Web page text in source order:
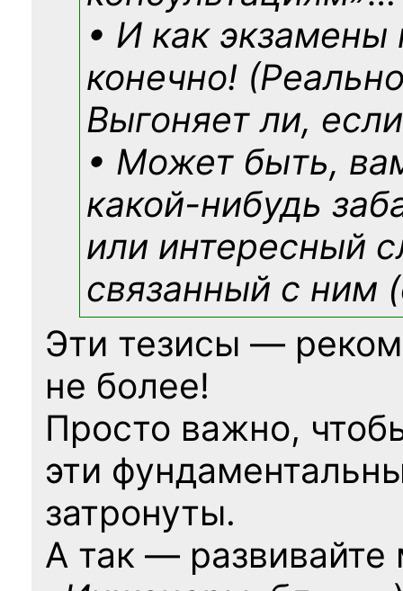
• И как экзамены
конечно!
Выгоняет ли,
• Может быть,
какой-нибудь
или интересный
связанный с ним
Эти тезисы —
не более!
Просто важно,
эти
затронуты.
А так — развивайте